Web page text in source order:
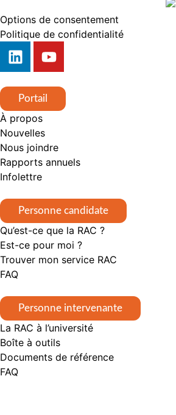
Options de consentement
Politique de confidentialité
Portail
À propos
Nouvelles
Nous joindre
Rapports annuels
Infolettre
Personne candidate
Qu’est-ce que la RAC ?
Est-ce pour moi ?
Trouver mon service RAC
FAQ
Personne intervenante
La RAC à l’université
Boîte à outils
Documents de référence
FAQ